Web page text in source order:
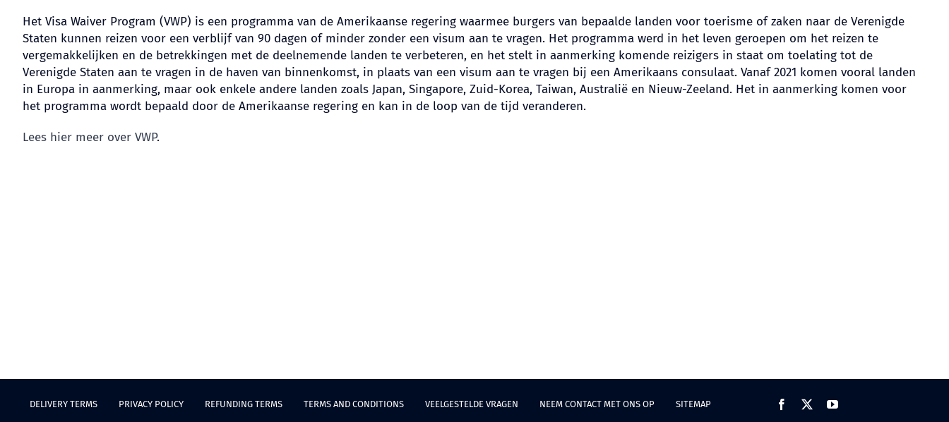
Het Visa Waiver Program (VWP) is een programma van de Amerikaanse regering waarmee burgers van bepaalde landen voor toerisme of zaken naar de Verenigde
Staten kunnen reizen voor een verblijf van 90 dagen of minder zonder een visum aan te vragen. Het programma werd in het leven geroepen om het reizen te
vergemakkelijken en de betrekkingen met de deelnemende landen te verbeteren, en het stelt in aanmerking komende reizigers in staat om toelating tot de
Verenigde Staten aan te vragen in de haven van binnenkomst, in plaats van een visum aan te vragen bij een Amerikaans consulaat. Vanaf 2021 komen vooral landen
in Europa in aanmerking, maar ook enkele andere landen zoals Japan, Singapore, Zuid-Korea, Taiwan, Australië en Nieuw-Zeeland. Het in aanmerking komen voor
het programma wordt bepaald door de Amerikaanse regering en kan in de loop van de tijd veranderen.
Lees hier meer over VWP.
DELIVERY TERMS PRIVACY POLICY REFUNDING TERMS TERMS AND CONDITIONS VEELGESTELDE VRAGEN NEEM CONTACT MET ONS OP SITEMAP